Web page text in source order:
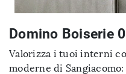
Domino Boiserie
Valorizza i tuoi interni
moderne di